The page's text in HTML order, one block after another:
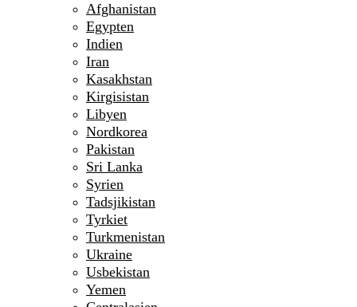
Afghanistan
Egypten
Indien
Iran
Kasakhstan
Kirgisistan
Libyen
Nordkorea
Pakistan
Sri Lanka
Syrien
Tadsjikistan
Tyrkiet
Turkmenistan
Ukraine
Usbekistan
Yemen